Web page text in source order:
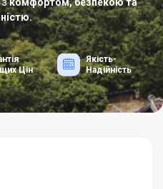
Цін
Якість-
Надійність